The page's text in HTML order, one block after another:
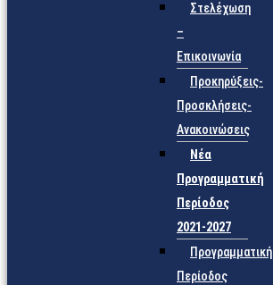
Στελέχωση
–
Επικοινωνία
Προκηρύξεις-
Προσκλήσεις-
Ανακοινώσεις
Νέα
Προγραμματική
Περίοδος
2021-2027
Προγραμματική
Περίοδος